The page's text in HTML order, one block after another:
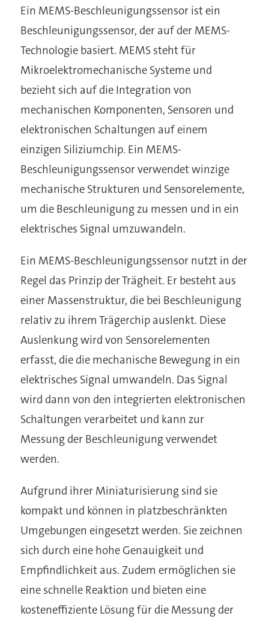
Ein MEMS-Beschleunigungssensor ist ein
Beschleunigungssensor, der auf der MEMS-
Technologie basiert. MEMS steht für
Mikroelektromechanische Systeme und
bezieht sich auf die Integration von
mechanischen Komponenten, Sensoren und
elektronischen Schaltungen auf einem
einzigen Siliziumchip. Ein MEMS-
Beschleunigungssensor verwendet winzige
mechanische Strukturen und Sensorelemente,
um die Beschleunigung zu messen und in ein
elektrisches Signal umzuwandeln.
Ein MEMS-Beschleunigungssensor nutzt in der
Regel das Prinzip der Trägheit. Er besteht aus
einer Massenstruktur, die bei Beschleunigung
relativ zu ihrem Trägerchip auslenkt. Diese
Auslenkung wird von Sensorelementen
erfasst, die die mechanische Bewegung in ein
elektrisches Signal umwandeln. Das Signal
wird dann von den integrierten elektronischen
Schaltungen verarbeitet und kann zur
Messung der Beschleunigung verwendet
werden.
Aufgrund ihrer Miniaturisierung sind sie
kompakt und können in platzbeschränkten
Umgebungen eingesetzt werden. Sie zeichnen
sich durch eine hohe Genauigkeit und
Empfindlichkeit aus. Zudem ermöglichen sie
eine schnelle Reaktion und bieten eine
kosteneffiziente Lösung für die Messung der